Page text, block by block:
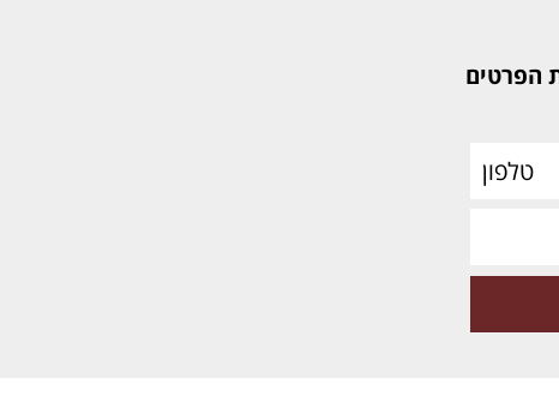
או מלאו את הפרטים